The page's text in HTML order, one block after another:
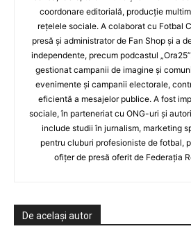
coordonare editorială, producție
rețelele sociale. A colaborat cu Fotbal
presă și administrator de Fan Shop și a
independente, precum podcastul
gestionat campanii de imagine și
evenimente și campanii electorale,
eficientă a mesajelor publice. A fost
sociale, în parteneriat cu ONG-uri și
include studii în jurnalism, marketing
pentru cluburi profesioniste de fotbal,
ofițer de presă oferit de Federația
De același autor